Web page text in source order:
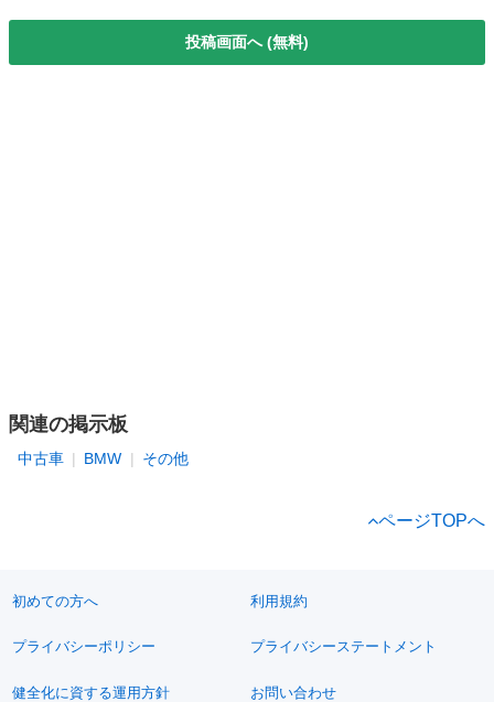
投稿画面へ (無料)
関連の掲示板
中古車 BMW その他
ページTOPへ
初めての方へ 利用規約
プライバシーポリシー プライバシーステートメント
健全化に資する運用方針 お問い合わせ